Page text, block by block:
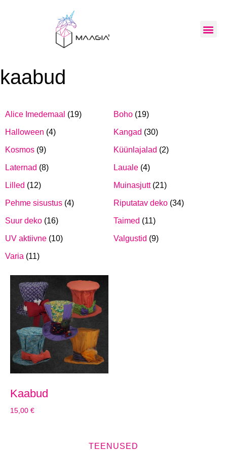
kaabud
Alice Imedemaal (19) Boho (19)
Halloween (4) Kangad (30)
Kosmos (9) Küünlajalad (2)
Laternad (8) Lauale (4)
Lilled (12) Muinasjutt (21)
Pehme sisustus (4) Riputatav deko (34)
Suur deko (16) Taimed (11)
UV aktiivne (10) Valgustid (9)
Varia (11)
Kaabud
15,00 €
TEENUSED